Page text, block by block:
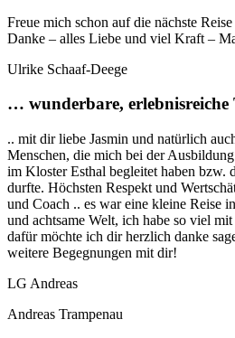
Freue mich schon auf die nächste
Danke – alles Liebe und viel Kraft –
Ulrike Schaaf-Deege
… wunderbare,
.. mit dir liebe Jasmin und natürlich
Menschen, die mich bei der
im Kloster Esthal begleitet haben bzw.
durfte. Höchsten Respekt und
und Coach .. es war eine kleine Reise
und achtsame Welt, ich habe so viel
dafür möchte ich dir herzlich danke
weitere Begegnungen mit dir!
LG Andreas
Andreas Trampenau